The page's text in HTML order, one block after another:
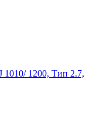
1010/ 1200, Тип 2.7,